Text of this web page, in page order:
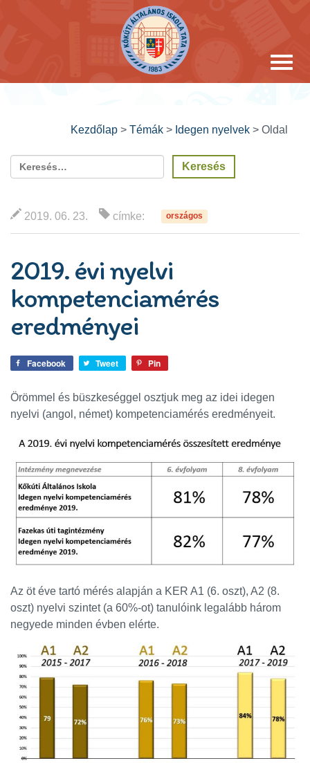
Kezdőlap > Témák > Idegen nyelvek > Oldal
2019. 06. 23. címke: országos
2019. évi nyelvi
kompetenciamérés
eredményei
Facebook Tweet Pin
Örömmel és büszkeséggel osztjuk meg az idei idegen
nyelvi (angol, német) kompetenciamérés eredményeit.
Az öt éve tartó mérés alapján a KER A1 (6. oszt), A2 (8.
oszt) nyelvi szintet (a 60%-ot) tanulóink legalább három
negyede minden évben elérte.